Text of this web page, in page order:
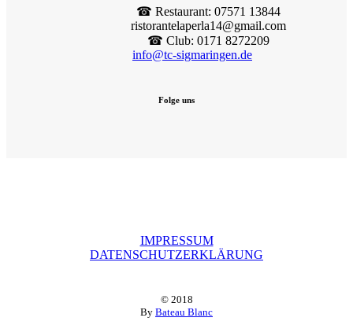
☎︎ Restaurant: 07571 13844
ristorantelaperla14@gmail.com
☎︎ Club: 0171 8272209
info@tc-sigmaringen.de
Folge uns
IMPRESSUM
DATENSCHUTZERKLÄRUNG
© 2018
By Bateau Blanc